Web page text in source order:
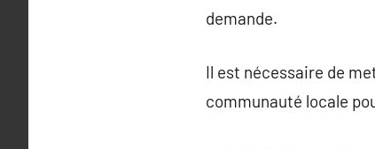
demande.
Il est nécessaire de
communauté locale